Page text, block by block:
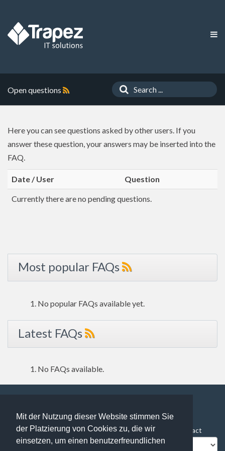
Mit der Nutzung dieser Website stimmen Sie
der Platzierung von Cookies zu, die wir
einsetzen, um einen benutzerfreundlichen
Open questions
Here you can see questions asked by other users. If you
answer these question, your answers may be inserted into the
FAQ.
Date / User Question
Currently there are no pending questions.
Most popular FAQs
No popular FAQs available yet.
Latest FAQs
No FAQs available.
95 users online | 95 Guests and 0 Registered
FAQ Overview
Sitemap FAQ Glossary
Contact
Impressum
Datenschutz